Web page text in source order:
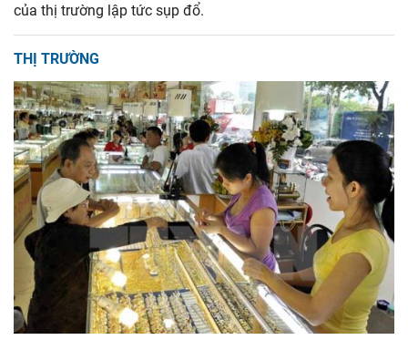
của thị trường lập tức sụp đổ.
THỊ TRƯỜNG